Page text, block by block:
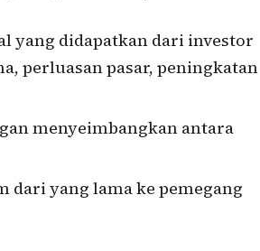
yang didapatkan dari investor
perluasan pasar, peningkatan
menyeimbangkan antara
dari yang lama ke pemegang